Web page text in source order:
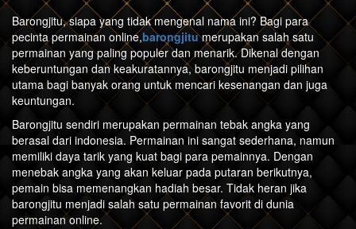
Barongjitu, siapa yang tidak mengenal nama ini? Bagi para
pecinta permainan online,barongjitumerupakan salah satu
permainan yang paling populer dan menarik. Dikenal dengan
keberuntungan dan keakuratannya, barongjitu menjadi pilihan
utama bagi banyak orang untuk mencari kesenangan dan juga
keuntungan.
Barongjitu sendiri merupakan permainan tebak angka yang
berasal dari indonesia. Permainan ini sangat sederhana, namun
memiliki daya tarik yang kuat bagi para pemainnya. Dengan
menebak angka yang akan keluar pada putaran berikutnya,
pemain bisa memenangkan hadiah besar. Tidak heran jika
barongjitu menjadi salah satu permainan favorit di dunia
permainan online.